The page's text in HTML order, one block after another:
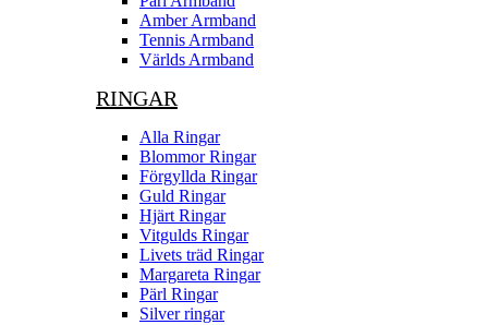
Amber Armband
Tennis Armband
Världs Armband
RINGAR
Alla Ringar
Blommor Ringar
Förgyllda Ringar
Guld Ringar
Hjärt Ringar
Vitgulds Ringar
Livets träd Ringar
Margareta Ringar
Pärl Ringar
Silver ringar